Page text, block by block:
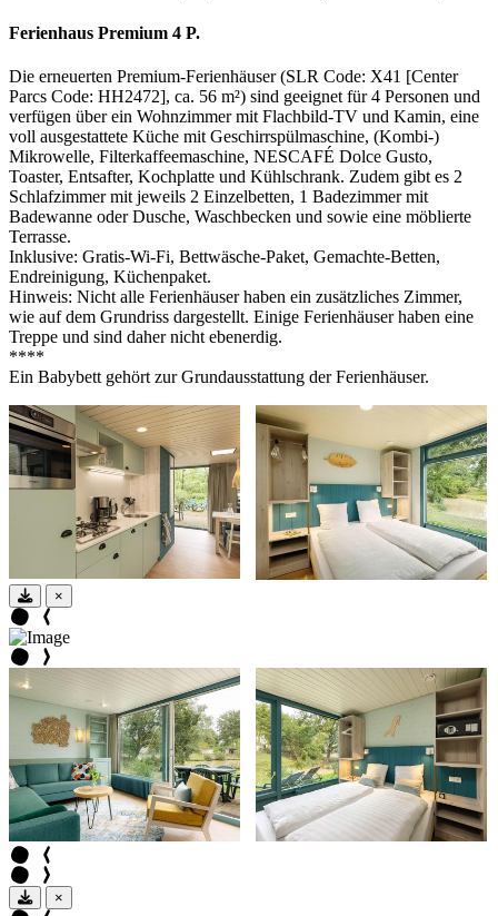
Ferienhaus Premium 4 P.
Die erneuerten Premium-Ferienhäuser (SLR Code: X41 [Center
Parcs Code: HH2472], ca. 56 m²) sind geeignet für 4 Personen und
verfügen über ein Wohnzimmer mit Flachbild-TV und Kamin, eine
voll ausgestattete Küche mit Geschirrspülmaschine, (Kombi-)
Mikrowelle, Filterkaffeemaschine, NESCAFÉ Dolce Gusto,
Toaster, Entsafter, Kochplatte und Kühlschrank. Zudem gibt es 2
Schlafzimmer mit jeweils 2 Einzelbetten, 1 Badezimmer mit
Badewanne oder Dusche, Waschbecken und sowie eine möblierte
Terrasse.
Inklusive: Gratis-Wi-Fi, Bettwäsche-Paket, Gemachte-Betten,
Endreinigung, Küchenpaket.
Hinweis: Nicht alle Ferienhäuser haben ein zusätzliches Zimmer,
wie auf dem Grundriss dargestellt. Einige Ferienhäuser haben eine
Treppe und sind daher nicht ebenerdig.
****
Ein Babybett gehört zur Grundausstattung der Ferienhäuser.
×
×